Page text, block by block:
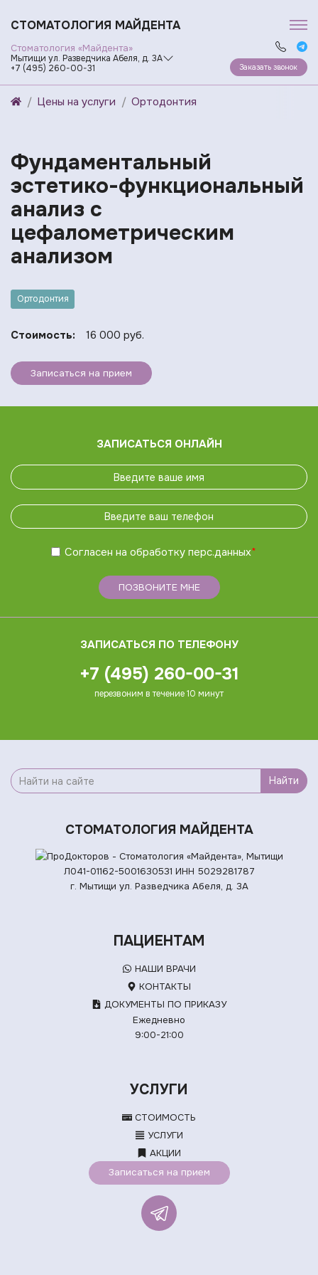
СТОМАТОЛОГИЯ МАЙДЕНТА
Стоматология «Майдента»
Мытищи ул. Разведчика Абеля, д. 3А
+7 (495) 260-00-31
Заказать звонок
Цены на услуги Ортодонтия
Фундаментальный
эстетико-функциональный
анализ с
цефалометрическим
анализом
Ортодонтия
Стоимость: 16 000 руб.
Записаться на прием
ЗАПИСАТЬСЯ ОНЛАЙН
Согласен на обработку перс.данных*
ПОЗВОНИТЕ МНЕ
ЗАПИСАТЬСЯ ПО ТЕЛЕФОНУ
+7 (495) 260-00-31
перезвоним в течение 10 минут
Найти
СТОМАТОЛОГИЯ МАЙДЕНТА
Л041-01162-5001630531 ИНН 5029281787
г. Мытищи ул. Разведчика Абеля, д. 3А
ПАЦИЕНТАМ
НАШИ ВРАЧИ
КОНТАКТЫ
ДОКУМЕНТЫ ПО ПРИКАЗУ
Ежедневно
9:00-21:00
УСЛУГИ
СТОИМОСТЬ
УСЛУГИ
АКЦИИ
Записаться на прием